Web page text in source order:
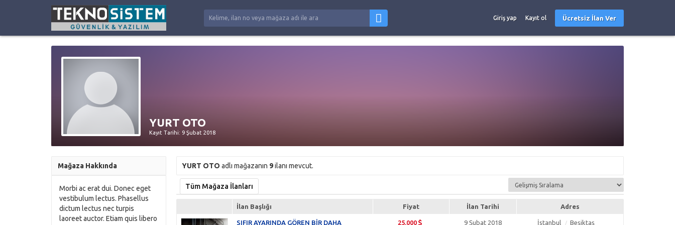
Giriş yap Kayıt ol Ücretsiz İlan Ver
YURT OTO
Kayıt Tarihi: 9 Şubat 2018
Mağaza Hakkında
Morbi ac erat dui. Donec eget
vestibulum lectus. Phasellus
dictum lectus nec turpis
laoreet auctor. Etiam quis libero
YURT OTO adlı mağazanın 9ilanı mevcut.
Tüm Mağaza İlanları
İlan Başlığı Fiyat İlan Tarihi Adres
SIFIR AYARINDA GÖREN BİR DAHA 25.000 9 Şubat 2018 İstanbul Beşiktaş